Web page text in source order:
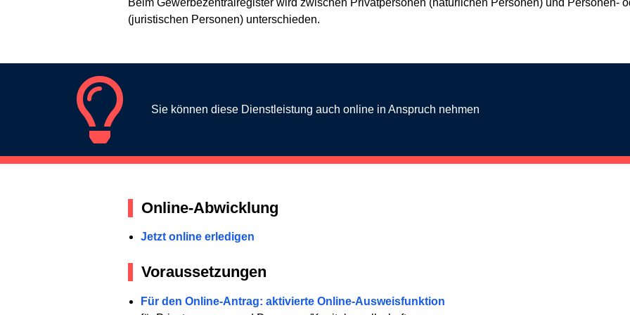
Beim Gewerbezentralregister wird zwischen Privatpersonen (natürlichen Personen) und Personen-
(juristischen Personen) unterschieden.
Sie können diese Dienstleistung auch online in Anspruch nehmen
Online-Abwicklung
Jetzt online erledigen
Voraussetzungen
Für den Online-Antrag: aktivierte Online-Ausweisfunktion